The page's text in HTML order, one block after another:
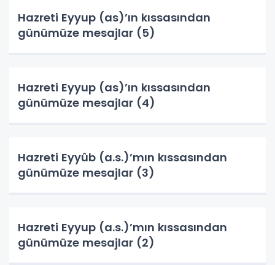
Hazreti Eyyup (as)’ın kıssasından
günümüze mesajlar (5)
Hazreti Eyyup (as)’ın kıssasından
günümüze mesajlar (4)
Hazreti Eyyûb (a.s.)’mın kıssasından
günümüze mesajlar (3)
Hazreti Eyyup (a.s.)’mın kıssasından
günümüze mesajlar (2)